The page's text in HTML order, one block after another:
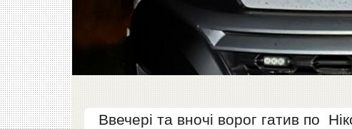
Ввечері та вночі ворог гатив по